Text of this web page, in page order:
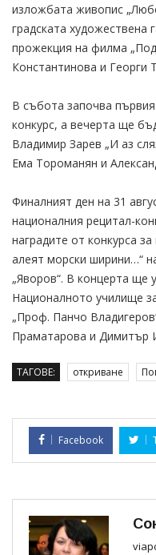
изложбата живопис
градската художествена
прожекция на филма
Константинова и Георги
В събота започва
конкурс, а вечерта ще
Владимир Зарев „И аз
Ема Тороманян и
Финалният ден на 31
националния рецитал-
наградите от конкурса
алеят морски ширини…“
„Яворов“. В концерта ще
Националното училище
„Проф. Панчо
Праматарова и Димитър
ТАГОВЕ: откриване
Facebook